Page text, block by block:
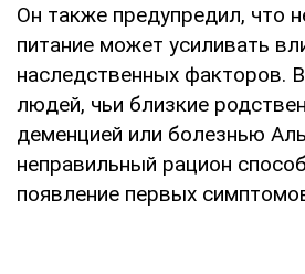
Он также предупредил, что
питание может усиливать
наследственных факторов.
людей, чьи близкие
деменцией или болезнью
неправильный рацион
появление первых